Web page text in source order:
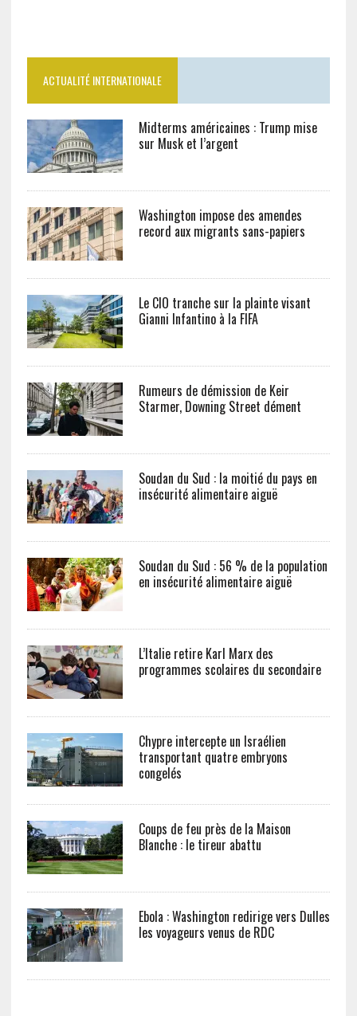
ACTUALITÉ INTERNATIONALE
Midterms américaines : Trump mise
sur Musk et l’argent
Washington impose des amendes
record aux migrants sans-papiers
Le CIO tranche sur la plainte visant
Gianni Infantino à la FIFA
Rumeurs de démission de Keir
Starmer, Downing Street dément
Soudan du Sud : la moitié du pays en
insécurité alimentaire aiguë
Soudan du Sud : 56 % de la population
en insécurité alimentaire aiguë
L’Italie retire Karl Marx des
programmes scolaires du secondaire
Chypre intercepte un Israélien
transportant quatre embryons
congelés
Coups de feu près de la Maison
Blanche : le tireur abattu
Ebola : Washington redirige vers Dulles
les voyageurs venus de RDC